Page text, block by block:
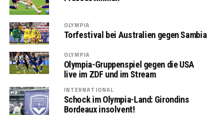
OLYMPIA
Torfestival bei Australien gegen Sambia
OLYMPIA
Olympia-Gruppenspiel gegen die USA
live im ZDF und im Stream
INTERNATIONAL
Schock im Olympia-Land: Girondins
Bordeaux insolvent!